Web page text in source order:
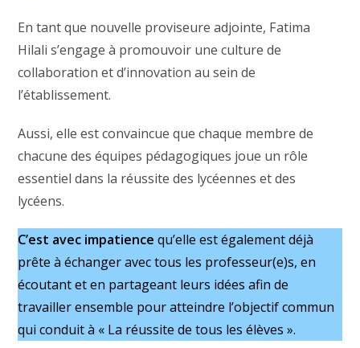
En tant que nouvelle proviseure adjointe, Fatima
Hilali s’engage à promouvoir une culture de
collaboration et d’innovation au sein de
l’établissement.
Aussi, elle est convaincue que chaque membre de
chacune des équipes pédagogiques joue un rôle
essentiel dans la réussite des lycéennes et des
lycéens.
C’est avec impatience qu’elle est également déjà
prête à échanger avec tous les professeur(e)s, en
écoutant et en partageant leurs idées afin de
travailler ensemble pour atteindre l’objectif commun
qui conduit à « La réussite de tous les élèves ».